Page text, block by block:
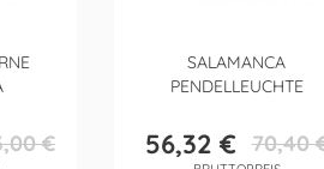
S
€
SALAMANCA
PENDELLEUCHTE
Preis
56,32 € 70,40